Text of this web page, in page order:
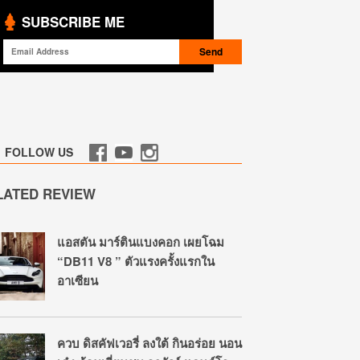
SUBSCRIBE ME
FOLLOW US
REVIEW
แอสตัน มาร์ตินแบงคอก เผยโฉม
“DB11 V8 ” ตัวแรงครั้งแรกใน
อาเซียน
ควบ ดิสคัฟเวอรี่ ลงใต้ กินอร่อย นอน